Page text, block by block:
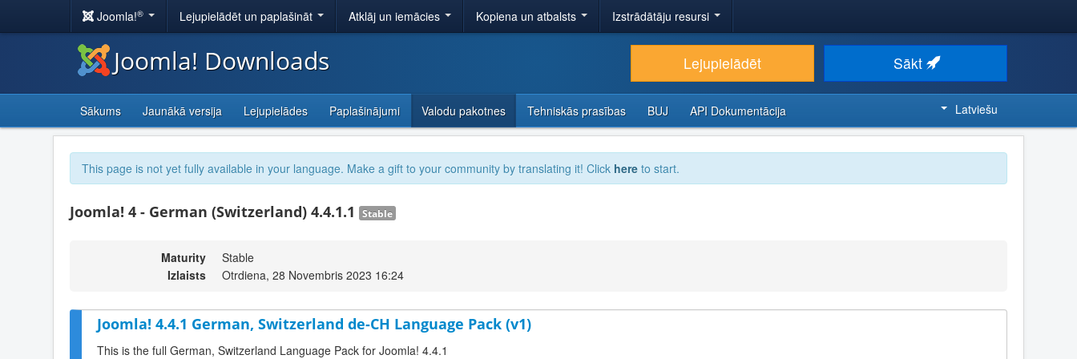
Joomla!® Lejupielādēt un paplašināt Atklāj un iemācies Kopiena un atbalsts Izstrādātāju resursi
Joomla! Downloads Lejupielādēt Sākt
Sākums Jaunākā versija Lejupielādes Paplašinājumi Valodu pakotnes Tehniskās prasības BUJ API Dokumentācija Latviešu
This page is not yet fully available in your language. Make a gift to your community by translating it! Click here to start.
Joomla! 4 - German (Switzerland) 4.4.1.1 Stable
Maturity
Stable
Izlaists
Otrdiena, 28 Novembris 2023 16:24
Joomla! 4.4.1 German, Switzerland de-CH Language Pack (v1)
This is the full German, Switzerland Language Pack for Joomla! 4.4.1